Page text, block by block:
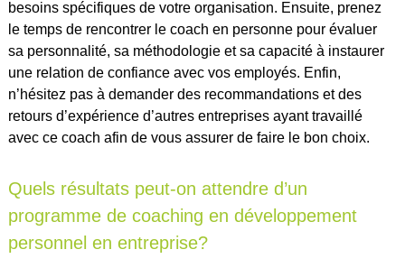
besoins spécifiques de votre organisation. Ensuite, prenez
le temps de rencontrer le coach en personne pour évaluer
sa personnalité, sa méthodologie et sa capacité à instaurer
une relation de confiance avec vos employés. Enfin,
n’hésitez pas à demander des recommandations et des
retours d’expérience d’autres entreprises ayant travaillé
avec ce coach afin de vous assurer de faire le bon choix.
Quels résultats peut-on attendre d’un
programme de coaching en développement
personnel en entreprise?